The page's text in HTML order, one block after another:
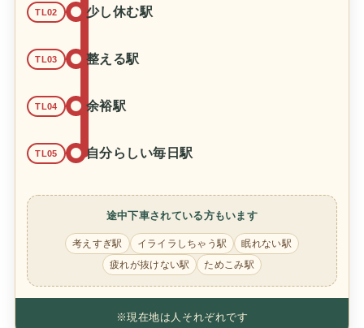
TL02 少し休む駅
TL03 整える駅
TL04 余裕駅
TL05 自分らしい毎日駅
途中下車されている方もいます
考えすぎ駅 イライラしちゃう駅
眠れない駅
疲れが抜けない駅
ためこみ駅
※現在地は人それぞれです